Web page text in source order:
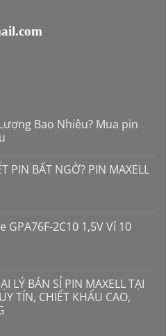
Bao Nhiêu? Mua pin
PIN BẤT NGỜ? PIN MAXELL
PIN
Cao
GPA76F-2C10 1,5V Vỉ 10
LR44
Alkaline
LÝ BÁN SỈ PIN MAXELL TẠI
TÍN, CHIẾT KHẤU CAO,